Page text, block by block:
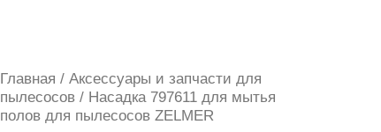
Главная / Аксессуары и запчасти для
пылесосов/ Насадка 797611 для мытья
полов для пылесосов ZELMER
Количество
товара
Насадка